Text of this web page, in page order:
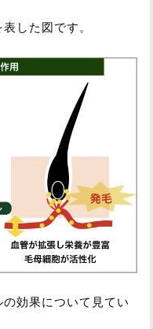
した図です。
の効果について見てい